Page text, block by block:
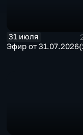
31 июля
Эфир от